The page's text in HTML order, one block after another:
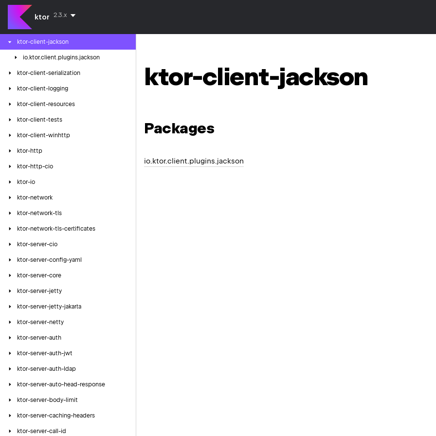
ktor 2.3.x
ktor-client-json
ktor-client-gson
ktor-client-jackson
io. ktor.client.plugins.jackson
ktor-client-serialization
ktor-client-logging
ktor-client-resources
ktor-client-tests
ktor-client-winhttp
ktor-http
ktor-http-cio
ktor-io
ktor-network
ktor-network-tls
ktor-network-tls-certificates
ktor-server-cio
ktor-server-config-yaml
ktor-server-core
ktor-server-jetty
ktor-server-jetty-jakarta
ktor-server-netty
ktor-server-auth
ktor-server-auth-jwt
ktor-server-auth-ldap
ktor-server-auto-head-response
ktor-server-body-limit
ktor-server-caching-headers
ktor-server-call-id
ktor-client-jackson
Packages
io.ktor.client.plugins.jackson